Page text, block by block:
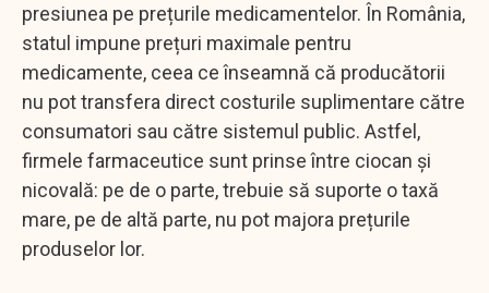
presiunea pe prețurile medicamentelor. În România,
statul impune prețuri maximale pentru
medicamente, ceea ce înseamnă că producătorii
nu pot transfera direct costurile suplimentare către
consumatori sau către sistemul public. Astfel,
firmele farmaceutice sunt prinse între ciocan și
nicovală: pe de o parte, trebuie să suporte o taxă
mare, pe de altă parte, nu pot majora prețurile
produselor lor.